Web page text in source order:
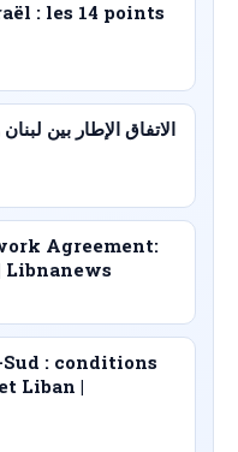
: les 14 points
Agreement:
Libnanews
: conditions
Liban |